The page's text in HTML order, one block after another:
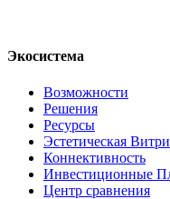
Экосистема
Возможности
Решения
Ресурсы
Эстетическая
Коннективность
Инвестиционные
Центр сравнения